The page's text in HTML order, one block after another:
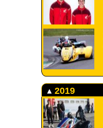
2019